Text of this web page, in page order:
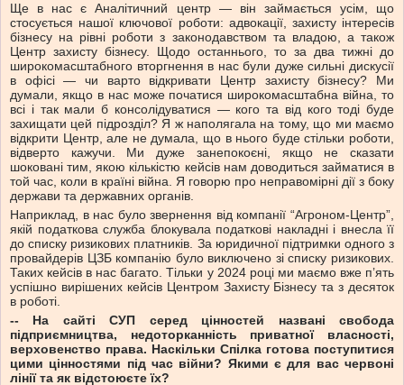
Ще в нас є Аналітичний центр — він займається усім, що
стосується нашої ключової роботи: адвокації, захисту інтересів
бізнесу на рівні роботи з законодавством та владою, а також
Центр захисту бізнесу. Щодо останнього, то за два тижні до
широкомасштабного вторгнення в нас були дуже сильні дискусії
в офісі — чи варто відкривати Центр захисту бізнесу? Ми
думали, якщо в нас може початися широкомасштабна війна, то
всі і так мали б консолідуватися — кого та від кого тоді буде
захищати цей підрозділ? Я ж наполягала на тому, що ми маємо
відкрити Центр, але не думала, що в нього буде стільки роботи,
відверто кажучи. Ми дуже занепокоєні, якщо не сказати
шоковані тим, якою кількістю кейсів нам доводиться займатися в
той час, коли в країні війна. Я говорю про неправомірні дії з боку
держави та державних органів.
Наприклад, в нас було звернення від компанії “Агроном-Центр”,
якій податкова служба блокувала податкові накладні і внесла її
до списку ризикових платників. За юридичної підтримки одного з
провайдерів ЦЗБ компанію було виключено зі списку ризикових.
Таких кейсів в нас багато. Тільки у 2024 році ми маємо вже п’ять
успішно вирішених кейсів Центром Захисту Бізнесу та з десяток
в роботі.
-- На сайті СУП серед цінностей названі свобода
підприємництва, недоторканність приватної власності,
верховенство права. Наскільки Спілка готова поступитися
цими цінностями під час війни? Якими є для вас червоні
лінії та як відстоюєте їх?